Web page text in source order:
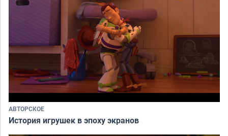
АВТОРСКОЕ
История игрушек в эпоху экранов